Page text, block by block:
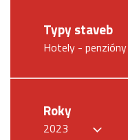
Typy staveb
Hotely -
Roky
2023